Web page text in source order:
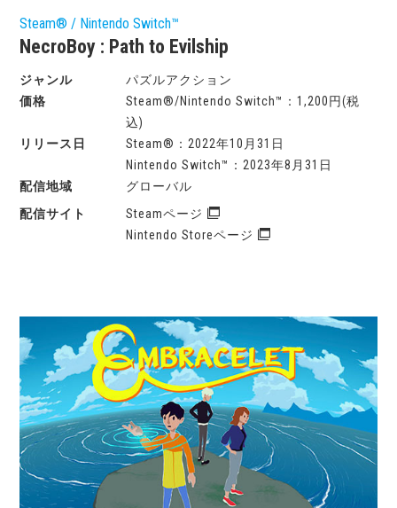
Steam® / Nintendo Switch™
NecroBoy : Path to Evilship
パズルアクション
Steam®/Nintendo Switch™：1,200円(税
込)
Steam®：2022年10月31日
Nintendo Switch™：2023年8月31日
グローバル
Steamページ
Nintendo Storeページ